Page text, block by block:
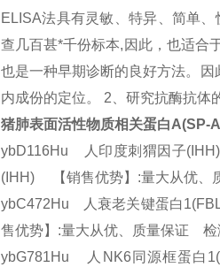
ELISA法具有灵敏、特异、简单
查几百甚*千份标本,因此，也适合
也是一种早期诊断的良好方法。
内成份的定位。 2、研究抗酶抗体
猪肺表面活性物质相关蛋白A(SP-
ybD116Hu 人印度刺猬因子
(IHH) 【销售优势】:量大从优
ybC472Hu 人衰老关键蛋白
售优势】:量大从优、质量保证
ybG781Hu 人NK6同源框蛋白